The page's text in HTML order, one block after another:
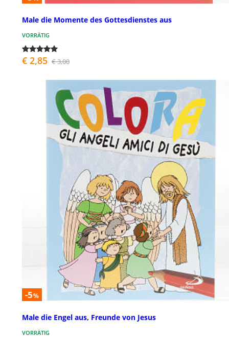
Male die Momente des Gottesdienstes aus
VORRÄTIG
€ 2,85 € 3,00
-5%
Male die Engel aus, Freunde von Jesus
VORRÄTIG